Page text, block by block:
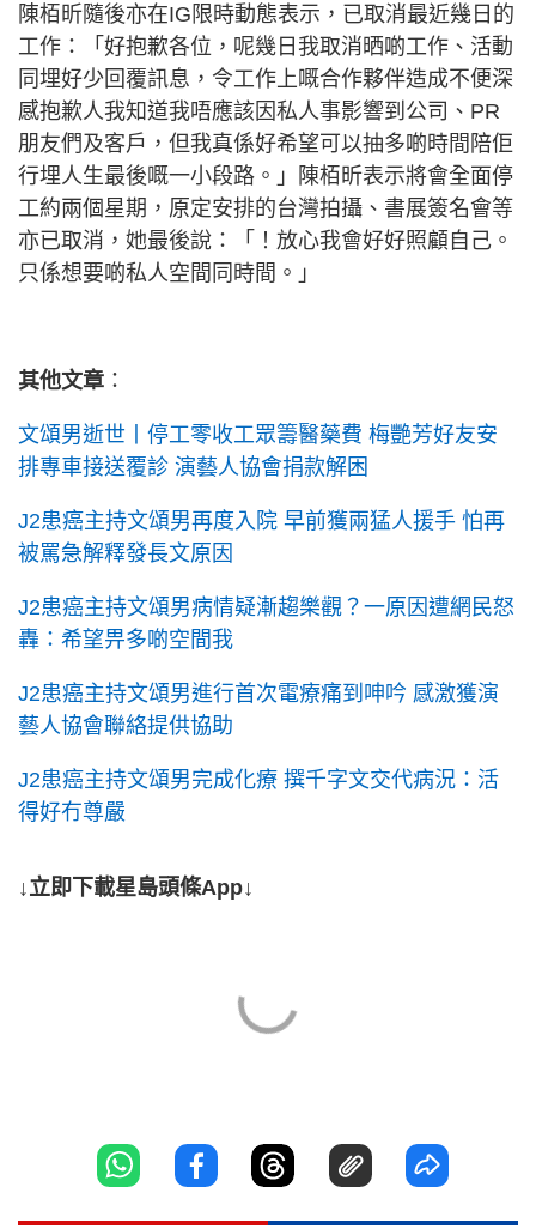
陳栢昕隨後亦在IG限時動態表示，已取消最近幾日的
工作：「好抱歉各位，呢幾日我取消晒啲工作、活動
同埋好少回覆訊息，令工作上嘅合作夥伴造成不便深
感抱歉人我知道我唔應該因私人事影響到公司、PR
朋友們及客戶，但我真係好希望可以抽多啲時間陪佢
行埋人生最後嘅一小段路。」陳栢昕表示將會全面停
工約兩個星期，原定安排的台灣拍攝、書展簽名會等
亦已取消，她最後說：「！放心我會好好照顧自己。
只係想要啲私人空間同時間。」
其他文章 ：
文頌男逝世丨停工零收工眾籌醫藥費 梅艷芳好友安
排專車接送覆診 演藝人協會捐款解困
J2患癌主持文頌男再度入院 早前獲兩猛人援手 怕再
被罵急解釋發長文原因
J2患癌主持文頌男病情疑漸趨樂觀？一原因遭網民怒
轟：希望畀多啲空間我
J2患癌主持文頌男進行首次電療痛到呻吟 感激獲演
藝人協會聯絡提供協助
J2患癌主持文頌男完成化療 撰千字文交代病況：活
得好冇尊嚴
↓立即下載星島頭條App↓